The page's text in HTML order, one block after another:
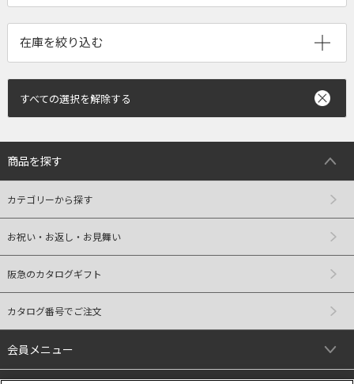
すべての選択を解除する
商品を探す
カテゴリーから探す
お祝い・お返し・お見舞い
阪急のカタログギフト
カタログ番号でご注文
会員メニュー